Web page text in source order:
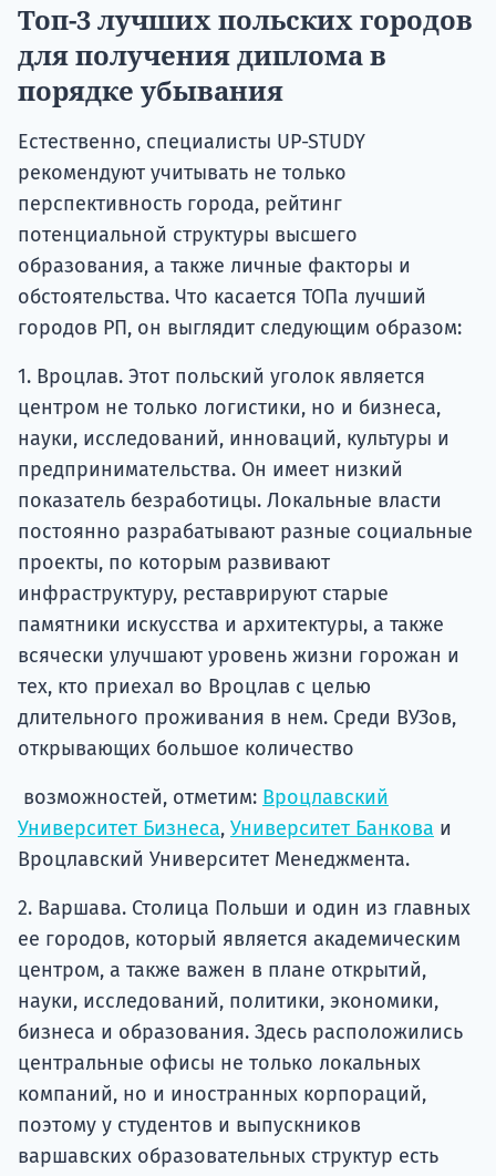
Топ-3 лучших польских городов
для получения диплома в
порядке убывания
Естественно, специалисты UP-STUDY
рекомендуют учитывать не только
перспективность города, рейтинг
потенциальной структуры высшего
образования, а также личные факторы и
обстоятельства. Что касается ТОПа лучший
городов РП, он выглядит следующим образом:
1. Вроцлав. Этот польский уголок является
центром не только логистики, но и бизнеса,
науки, исследований, инноваций, культуры и
предпринимательства. Он имеет низкий
показатель безработицы. Локальные власти
постоянно разрабатывают разные социальные
проекты, по которым развивают
инфраструктуру, реставрируют старые
памятники искусства и архитектуры, а также
всячески улучшают уровень жизни горожан и
тех, кто приехал во Вроцлав с целью
длительного проживания в нем. Среди ВУЗов,
открывающих большое количество
возможностей, отметим: Вроцлавский
Университет Бизнеса, Университет Банкова и
Вроцлавский Университет Менеджмента.
2. Варшава. Столица Польши и один из главных
ее городов, который является академическим
центром, а также важен в плане открытий,
науки, исследований, политики, экономики,
бизнеса и образования. Здесь расположились
центральные офисы не только локальных
компаний, но и иностранных корпораций,
поэтому у студентов и выпускников
варшавских образовательных структур есть